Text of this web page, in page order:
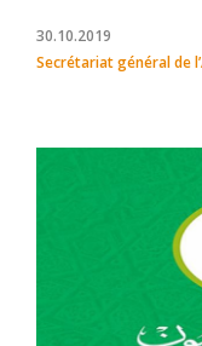
30.10.2019
Secrétariat général de